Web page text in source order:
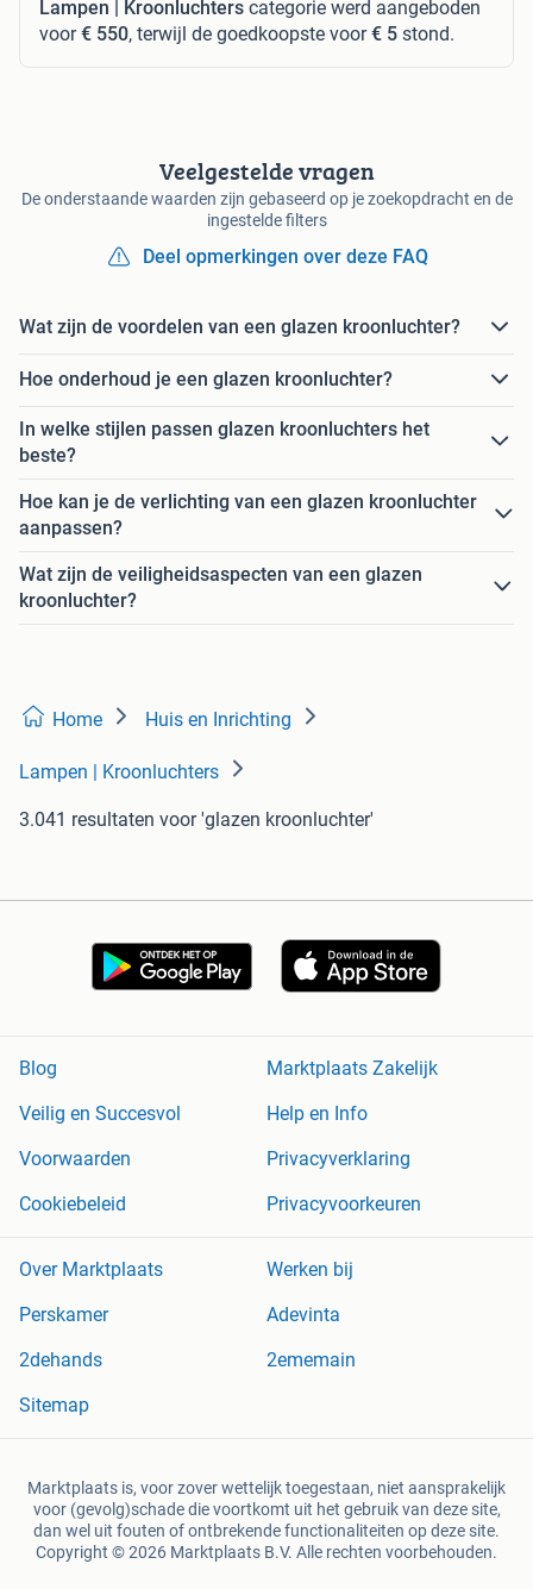
Lampen | Kroonluchters categorie werd aangeboden
voor€ 550, terwijl de goedkoopste voor€ 5 stond.
Veelgestelde vragen
De onderstaande waarden zijn gebaseerd op je zoekopdracht en de
ingestelde filters
Deel opmerkingen over deze FAQ
Wat zijn de voordelen van een glazen kroonluchter?
Hoe onderhoud je een glazen kroonluchter?
In welke stijlen passen glazen kroonluchters het
beste?
Hoe kan je de verlichting van een glazen kroonluchter
aanpassen?
Wat zijn de veiligheidsaspecten van een glazen
kroonluchter?
Home Huis en Inrichting
Lampen | Kroonluchters
3.041 resultaten voor 'glazen kroonluchter'
Blog
Marktplaats Zakelijk
Veilig en Succesvol
Help en Info
Voorwaarden
Privacyverklaring
Cookiebeleid
Privacyvoorkeuren
Over Marktplaats
Werken bij
Perskamer
Adevinta
2dehands
2ememain
Sitemap
Marktplaats is, voor zover wettelijk toegestaan, niet aansprakelijk
voor (gevolg)schade die voortkomt uit het gebruik van deze site,
dan wel uit fouten of ontbrekende functionaliteiten op deze site.
Copyright © 2026 Marktplaats B.V. Alle rechten voorbehouden.